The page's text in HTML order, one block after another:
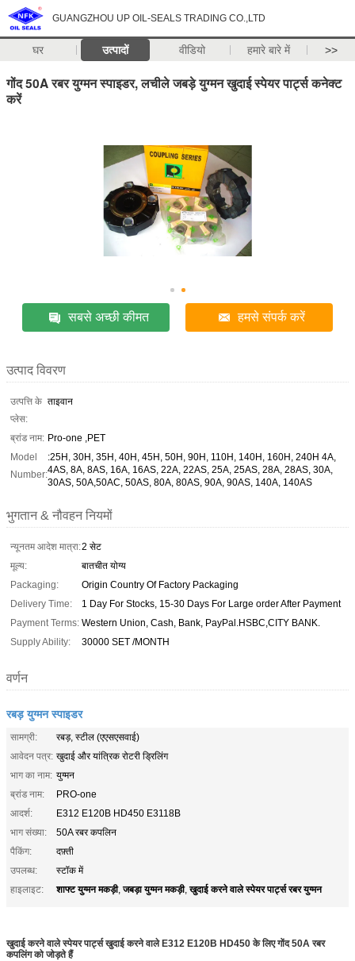
GUANGZHOU UP OIL-SEALS TRADING CO.,LTD
घर उत्पादों वीडियो हमारे बारे में >>
गोंद 50A रबर युग्मन स्पाइडर, लचीले जबड़े युग्मन खुदाई स्पेयर पार्ट्स कनेक्ट
करें
सबसे अच्छी कीमत हमसे संपर्क करें
उत्पाद विवरण
उत्पत्ति के
प्लेस:
ताइवान
ब्रांड नाम: Pro-one ,PET
Model
Number:
:25H, 30H, 35H, 40H, 45H, 50H, 90H, 110H, 140H, 160H, 240H 4A,
4AS, 8A, 8AS, 16A, 16AS, 22A, 22AS, 25A, 25AS, 28A, 28AS, 30A,
30AS, 50A,50AC, 50AS, 80A, 80AS, 90A, 90AS, 140A, 140AS
भुगतान & नौवहन नियमों
न्यूनतम आदेश मात्रा:2 सेट
मूल्य:
बातचीत योग्य
Packaging:
Origin Country Of Factory Packaging
Delivery Time:
1 Day For Stocks, 15-30 Days For Large order After Payment
Payment Terms: Western Union, Cash, Bank, PayPal.HSBC,CITY BANK.
Supply Ability:
30000 SET /MONTH
वर्णन
रबड़ युग्मन स्पाइडर
सामग्री:
रबड़, स्टील (एएसएसवाई)
आवेदन पत्र: खुदाई और यांत्रिक रोटरी ड्रिलिंग
भाग का नाम: युग्मन
ब्रांड नाम:
PRO-one
आदर्श:
E312 E120B HD450 E3118B
भाग संख्या:
50A रबर कपलिन
पैकिंग:
दफ़्ती
उपलब्ध:
स्टॉक में
हाइलाइट:
शाफ्ट युग्मन मकड़ी,जबड़ा युग्मन मकड़ी,खुदाई करने वाले स्पेयर पार्ट्स रबर युग्मन
खुदाई करने वाले स्पेयर पार्ट्स खुदाई करने वाले E312 E120B HD450 के लिए गोंद 50A रबर
कपलिंग को जोड़ते हैं